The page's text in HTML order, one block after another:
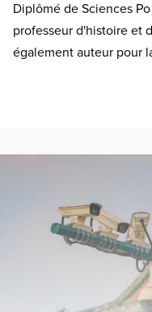
Diplômé de Sciences
professeur d'histoire et
également auteur pour